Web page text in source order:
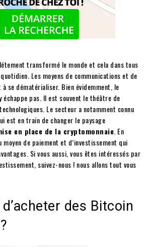
transformé le monde et cela dans tous
Les moyens de communications et de
se dématérialiser. Bien évidemment, le
échappe pas. Il est souvent le théâtre de
Le secteur a notamment connu
est en train de changer le paysage
en place de la cryptomonnaie . En
moyen de paiement et d’investissement qui
Si vous aussi, vous êtes intéressés par
suivez-nous ! nous allons tout vous
des Bitcoin